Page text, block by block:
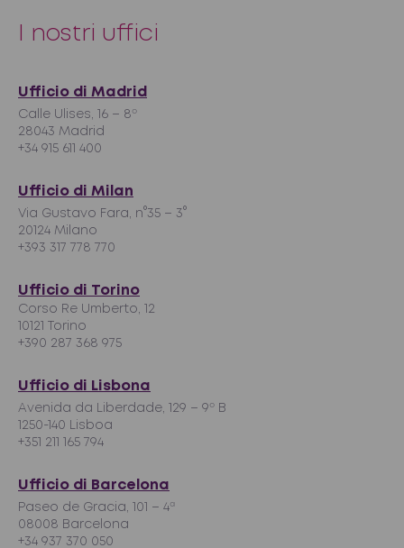
I nostri uffici
Ufficio di Madrid
Calle Ulises, 16 – 8º
28043 Madrid
+34 915 611 400
Ufficio di Milan
Via Gustavo Fara, n°35 – 3°
20124 Milano
+393 317 778 770
Ufficio di Torino
Corso Re Umberto, 12
10121 Torino
+390 287 368 975
Ufficio di Lisbona
Avenida da Liberdade, 129 – 9º B
1250-140 Lisboa
+351 211 165 794
Ufficio di Barcelona
Paseo de Gracia, 101 – 4ª
08008 Barcelona
+34 937 370 050